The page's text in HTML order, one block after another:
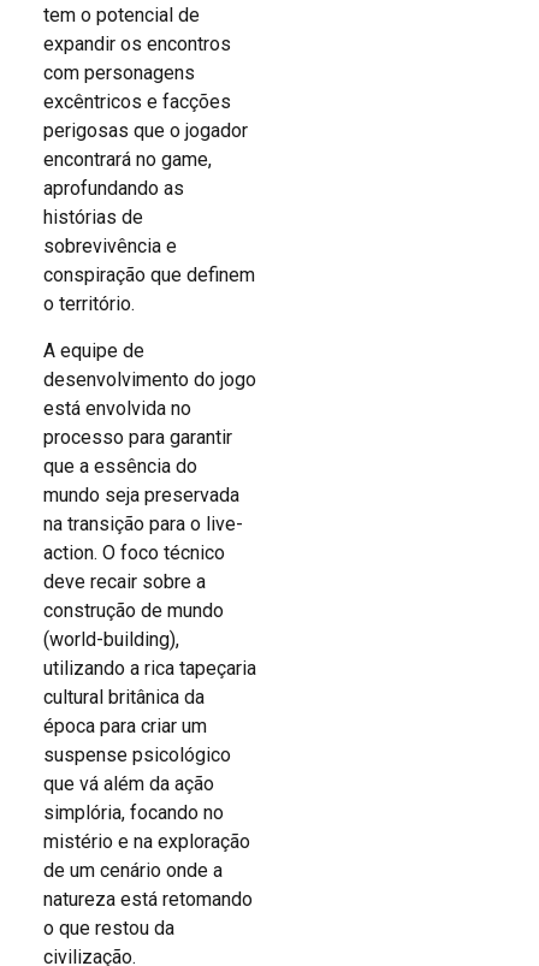
tem o potencial de
expandir os encontros
com personagens
excêntricos e facções
perigosas que o jogador
encontrará no game,
aprofundando as
histórias de
sobrevivência e
conspiração que definem
o território.
A equipe de
desenvolvimento do jogo
está envolvida no
processo para garantir
que a essência do
mundo seja preservada
na transição para o live-
action. O foco técnico
deve recair sobre a
construção de mundo
(world-building),
utilizando a rica tapeçaria
cultural britânica da
época para criar um
suspense psicológico
que vá além da ação
simplória, focando no
mistério e na exploração
de um cenário onde a
natureza está retomando
o que restou da
civilização.